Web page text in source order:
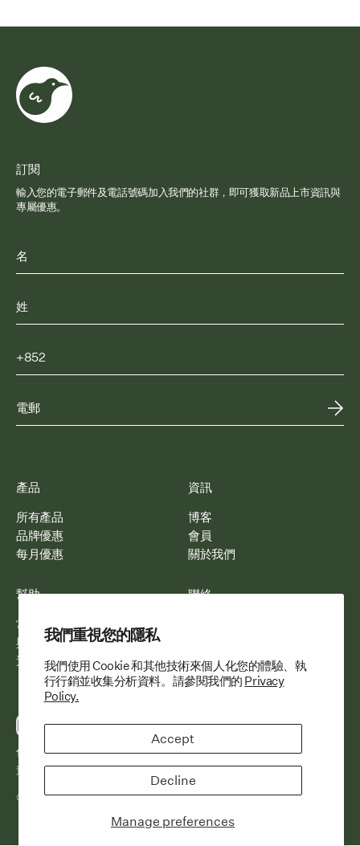
我們重視您的隱私
我們使用 Cookie 和其他技術來個人化您的體驗、執
行行銷並收集分析資料。請參閱我們的 Privacy
Policy.
Manage preferences
Accept
Decline
產品
所有產品
品牌優惠
每月優惠
資訊
博客
會員
關於我們
幫助
常見問題
與我們合作
運送與配送
聯絡
© 2026Stay Healthy。版權所有。
付款方式
條款與細則
退貨和退款政策
訂閱
輸入您的電子郵件及電話號碼加入我們的社群，即可獲取新品上市資訊與
專屬優惠。